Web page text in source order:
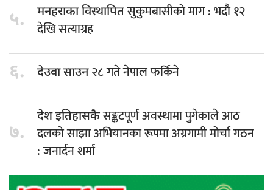
५. मनहराका विस्थापितसुकुमबासीको माग : भदौ १२
देखि सत्याग्रह
६. देउवा साउन२८ गते नेपाल फर्किने
७.
देश इतिहासकैसङ्कटपूर्ण अवस्थामा पुगेकाले आठ
दलको साझा अभियानका रूपमा अग्रगामी मोर्चा गठन
: जनार्दन शर्मा